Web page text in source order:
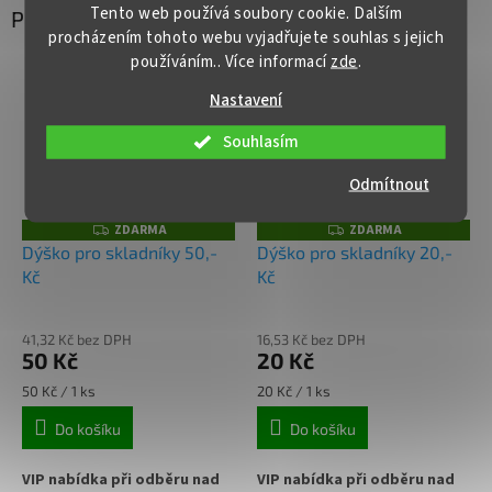
Tento web používá soubory cookie. Dalším
procházením tohoto webu vyjadřujete souhlas s jejich
používáním.. Více informacízde.
Nastavení
Odmítnout
Souhlasím
objednejte ZDE
✅ Ideální na med, ovoce,
✅ Sklenice skladem a ihned k
odeslání!
✅ Různá víčka TO 82 ke sklenici
objednejte ZDE
✅ Vhodná pro další prodej či
skladné zásoby doma
✅ Sklenice skladem a ihned k
Více k balení "PACK" a dalších
možnostech na přání
zákazníka se dočtete v
našem článku:
Podobné produkty
Z
D
A
ZDARMA
Dýško pro skladníky 50,-
Kč
41,32 Kč bez DPH
50 Kč
Měrná
cena:
50 Kč / 1 ks
Do košíku
VIP nabídka při odběru nad
Z
D
A
ZDARMA
Dýško pro skladníky 20,-
Kč
16,53 Kč bez DPH
20 Kč
Měrná
cena:
20 Kč / 1 ks
Do košíku
VIP nabídka při odběru nad